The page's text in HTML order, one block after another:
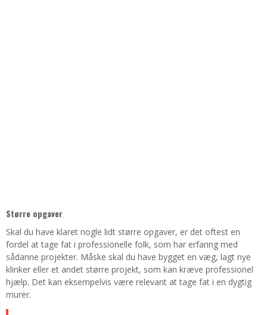
Større opgaver
Skal du have klaret nogle lidt større opgaver, er det oftest en
fordel at tage fat i professionelle folk, som har erfaring med
sådanne projekter. Måske skal du have bygget en væg, lagt nye
klinker eller et andet større projekt, som kan kræve professionel
hjælp. Det kan eksempelvis være relevant at tage fat i en dygtig
murer.